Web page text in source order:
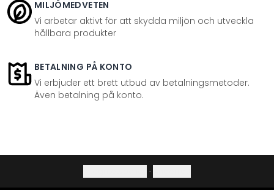
MILJÖMEDVETEN
Vi arbetar aktivt för att skydda miljön och utveckla
hållbara produkter
BETALNING PÅ KONTO
Vi erbjuder ett brett utbud av betalningsmetoder.
Även betalning på konto.
·